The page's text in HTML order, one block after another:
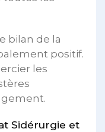
bilan de la
positif.
les
Sidérurgie et